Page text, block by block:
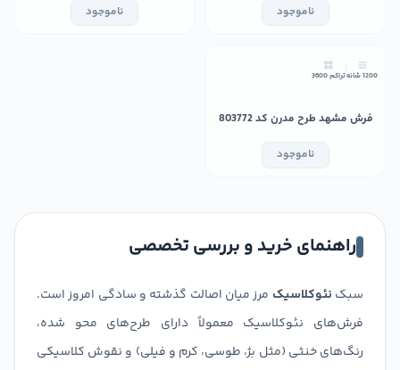
ناموجود
ناموجود
1200 شانه تراکم 3600
فرش مشهد طرح مدرن کد 803772
ناموجود
راهنمای خرید و بررسی تخصصی
سبک نئوکلاسیک مرز میان اصالت گذشته و سادگی امروز است.
فرش‌های نئوکلاسیک معمولاً دارای طرح‌های محو شده،
رنگ‌های خنثی (مثل بژ، طوسی، کرم و فیلی) و نقوش کلاسیکی